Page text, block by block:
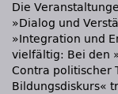
Die
»Dialog und
»Integration und
vielfältig: Bei den
Contra politischer
Bildungsdiskurs«